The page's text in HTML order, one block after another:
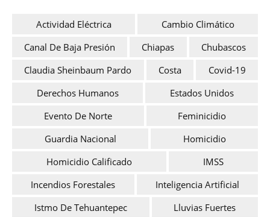
Actividad Eléctrica
Cambio Climático
Canal De Baja Presión
Chiapas
Chubascos
Claudia Sheinbaum Pardo
Costa
Covid-19
Derechos Humanos
Estados Unidos
Evento De Norte
Feminicidio
Guardia Nacional
Homicidio
Homicidio Calificado
IMSS
Incendios Forestales
Inteligencia Artificial
Istmo De Tehuantepec
Lluvias Fuertes